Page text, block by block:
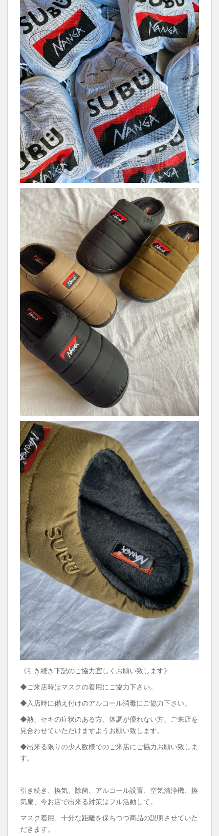
《引き続き下記のご協力宜しくお願い致します》
◆ご来店時はマスクの着用にご協力下さい。
◆入店時に備え付けのアルコール消毒にご協力下さい。
◆熱、セキの症状のある方、体調が優れない方、ご来店を
見合わせていただけますようお願い致します。
◆出来る限りの少人数様でのご来店にご協力お願い致しま
す。
引き続き、換気、除菌、アルコール設置、空気清浄機、換
気扇、今お店で出来る対策はフル活動して。
マスク着用、十分な距離を保ちつつ商品の説明させていた
だきます。